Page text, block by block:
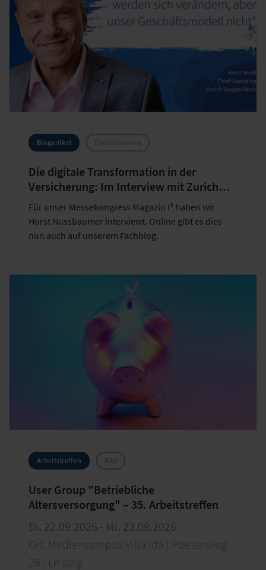
Blogartikel
Die digitale Transformation in der
Versicherung: Im Interview mit Zurich
COO Horst Nussbaumer
Für unser Messekongress Magazin I³ haben wir
Horst Nussbaumer interviewt. Online gibt es dies
nun auch auf unserem Fachblog.
Arbeitstreffen
User Group "Betriebliche
Altersversorgung" – 35. Arbeitstreffen
Di. 22.09.2026 - Mi. 23.09.2026
Ort: Mediencampus Villa Ida | Poetenweg
28 | Leipzig